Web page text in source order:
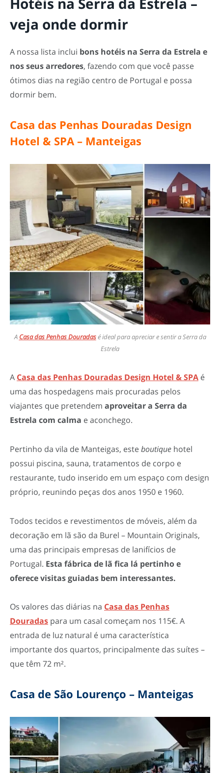
veja onde dormir
A nossa lista inclui bons hotéis na Serra da Estrela e
nos seus arredores, fazendo com que você passe
ótimos dias na região centro de Portugal e possa
dormir bem.
Casa das Penhas Douradas Design
Hotel & SPA – Manteigas
A Casa das Penhas Douradasé ideal para apreciar e sentir a Serra da
Estrela
A Casa das Penhas Douradas Design Hotel & SPA é
uma das hospedagens mais procuradas pelos
viajantes que pretendem aproveitar a Serra da
Estrela com calma e aconchego.
Pertinho da vila de Manteigas, esteboutique hotel
possui piscina, sauna, tratamentos de corpo e
restaurante, tudo inserido em um espaço com design
próprio, reunindo peças dos anos 1950 e 1960.
Todos tecidos e revestimentos de móveis, além da
decoração em lã são da Burel – Mountain Originals,
uma das principais empresas de lanifícios de
Portugal. Esta fábrica de lã fica lá pertinho e
oferece visitas guiadas bem interessantes.
Os valores das diárias na Casa das Penhas
Douradas para um casal começam nos 115€. A
entrada de luz natural é uma característica
importante dos quartos, principalmente das suítes –
que têm 72 m².
Casa de São Lourenço – Manteigas